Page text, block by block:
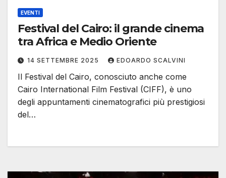
EVENTI
Festival del Cairo: il grande cinema
tra Africa e Medio Oriente
14 SETTEMBRE 2025 EDOARDO SCALVINI
Il Festival del Cairo, conosciuto anche come
Cairo International Film Festival (CIFF), è uno
degli appuntamenti cinematografici più prestigiosi
del…